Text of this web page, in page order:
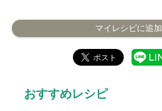
マイレシピに追加
おすすめレシピ